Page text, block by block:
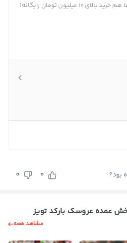
شیراز رایگانه و در شهرستان ها هم خرید بالای ۱۰ میلیون تومان رایگانه)
بود؟ 0
0
عمده عروسک بارکد تویز
مشاهد همه